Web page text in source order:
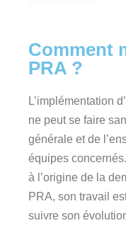
Comment
PRA ?
L’implémentation
ne peut se faire
générale et de
équipes
à l’origine de la
PRA, son travail
suivre son